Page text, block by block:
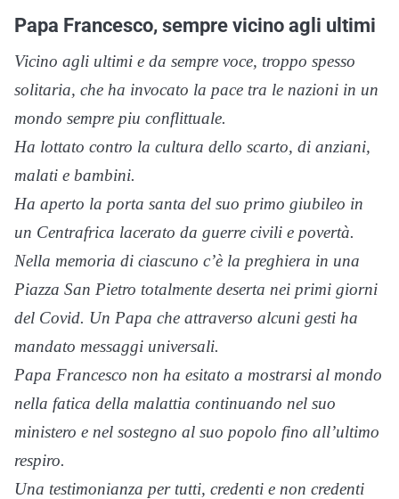
Papa Francesco, sempre vicino agli ultimi
Vicino agli ultimi e da sempre voce, troppo spesso
solitaria, che ha invocato la pace tra le nazioni in un
mondo sempre piu conflittuale.
Ha lottato contro la cultura dello scarto, di anziani,
malati e bambini.
Ha aperto la porta santa del suo primo giubileo in
un Centrafrica lacerato da guerre civili e povertà.
Nella memoria di ciascuno c’è la preghiera in una
Piazza San Pietro totalmente deserta nei primi giorni
del Covid. Un Papa che attraverso alcuni gesti ha
mandato messaggi universali.
Papa Francesco non ha esitato a mostrarsi al mondo
nella fatica della malattia continuando nel suo
ministero e nel sostegno al suo popolo fino all’ultimo
respiro.
Una testimonianza per tutti, credenti e non credenti